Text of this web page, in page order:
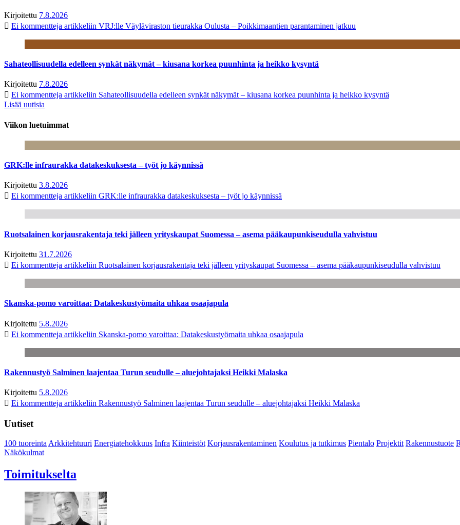
Kirjoitettu 7.8.2026
Ei kommentteja artikkeliin VRJ:lle Väyläviraston tieurakka Oulusta – Poikkimaantien parantaminen jatkuu
Sahateollisuudella edelleen synkät näkymät – kiusana korkea puunhinta ja heikko kysyntä
Kirjoitettu 7.8.2026
Ei kommentteja artikkeliin Sahateollisuudella edelleen synkät näkymät – kiusana korkea puunhinta ja heikko kysyntä
Lisää uutisia
Viikon luetuimmat
GRK:lle infraurakka datakeskuksesta – työt jo käynnissä
Kirjoitettu 3.8.2026
Ei kommentteja artikkeliin GRK:lle infraurakka datakeskuksesta – työt jo käynnissä
Ruotsalainen korjausrakentaja teki jälleen yrityskaupat Suomessa – asema pääkaupunkiseudulla vahvistuu
Kirjoitettu 31.7.2026
Ei kommentteja artikkeliin Ruotsalainen korjausrakentaja teki jälleen yrityskaupat Suomessa – asema pääkaupunkiseudulla vahvistuu
Skanska-pomo varoittaa: Datakeskustyömaita uhkaa osaajapula
Kirjoitettu 5.8.2026
Ei kommentteja artikkeliin Skanska-pomo varoittaa: Datakeskustyömaita uhkaa osaajapula
Rakennustyö Salminen laajentaa Turun seudulle – aluejohtajaksi Heikki Malaska
Kirjoitettu 5.8.2026
Ei kommentteja artikkeliin Rakennustyö Salminen laajentaa Turun seudulle – aluejohtajaksi Heikki Malaska
Uutiset
100 tuoreintaArkkitehtuuri Energiatehokkuus Infra Kiinteistöt Korjausrakentaminen Koulutus ja tutkimus Pientalo Projektit Rakennustuote
Näkökulmat
Toimitukselta